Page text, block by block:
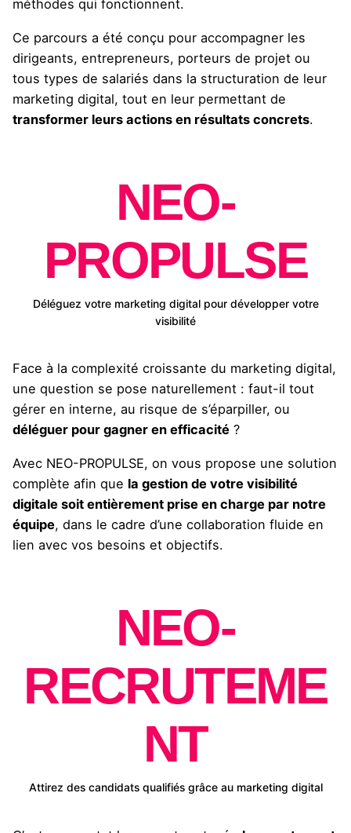
méthodes qui fonctionnent.
Ce parcours a été conçu pour accompagner les
dirigeants, entrepreneurs, porteurs de projet ou
tous types de salariés dans la structuration de leur
marketing digital, tout en leur permettant de
transformer leurs actions en résultats concrets.
NEO-
PROPULSE
Déléguez votre marketing digital pour développer votre
visibilité
Face à la complexité croissante du marketing digital,
une question se pose naturellement : faut-il tout
gérer en interne, au risque de s’éparpiller, ou
déléguer pour gagner en efficacité ?
Avec NEO-PROPULSE, on vous propose une solution
complète afin que la gestion de votre visibilité
digitale soit entièrement prise en charge par notre
équipe, dans le cadre d’une collaboration fluide en
lien avec vos besoins et objectifs.
NEO-
RECRUTEME
NT
Attirez des candidats qualifiés grâce au marketing digital